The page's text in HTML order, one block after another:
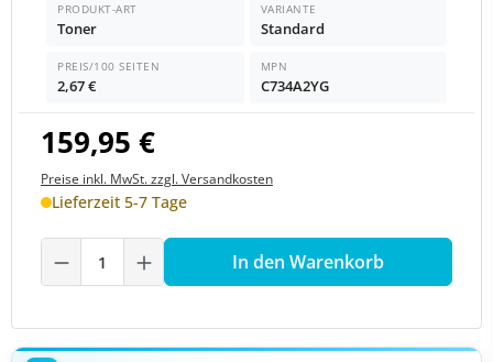
PRODUKT-ART
Toner
VARIANTE
Standard
PREIS/100 SEITEN
2,67 €
MPN
C734A2YG
159,95 €
Preise inkl. MwSt. zzgl. Versandkosten
Lieferzeit 5-7 Tage
Produkt Anzahl: Gib den
In den Warenkorb